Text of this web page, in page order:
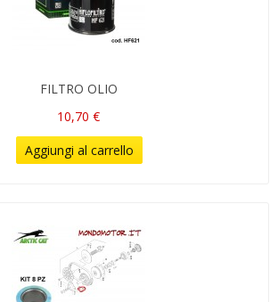
FILTRO OLIO
10,70 €
Aggiungi al carrello